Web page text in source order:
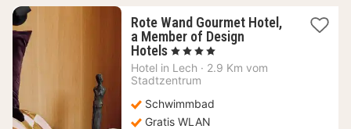
Rote Wand Gourmet Hotel,
a Member of Design
Hotels 1
Nacht
ab
€
, 4 Sterne
Hotel in Lech · 2.9 Km vom
Stadtzentrum
Schwimmbad
Gratis WLAN